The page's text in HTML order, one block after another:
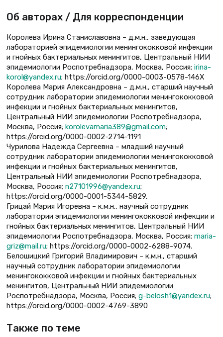
Об авторах / Для корреспонденции
Королева Ирина Станиславовна – д.м.н., заведующая
лабораторией эпидемиологии менингококковой инфекции
и гнойных бактериальных менингитов, Центральный НИИ
эпидемиологии Роспотребнадзора, Москва, Россия; irina-
korol@yandex.ru; https://orcid.org/0000-0003-0578-146X
Королева Мария Александровна – д.м.н., старший научный
сотрудник лаборатории эпидемиологии менингококковой
инфекции и гнойных бактериальных менингитов,
Центральный НИИ эпидемиологии Роспотребнадзора,
Москва, Россия; korolevamaria389@gmail.com;
https://orcid.org/0000-0002-2714-1191
Чурилова Надежда Сергеевна – младший научный
сотрудник лаборатории эпидемиологии менингококковой
инфекции и гнойных бактериальных менингитов,
Центральный НИИ эпидемиологии Роспотребнадзора,
Москва, Россия; n27101996@yandex.ru;
https://orcid.org/0000-0001-5344-5829.
Грицай Мария Игоревна – к.м.н., научный сотрудник
лаборатории эпидемиологии менингококковой инфекции и
гнойных бактериальных менингитов, Центральный НИИ
эпидемиологии Роспотребнадзора, Москва, Россия; maria-
griz@mail.ru; https://orcid.org/0000-0002-6288-9074.
Белошицкий Григорий Владимирович – к.м.н., старший
научный сотрудник лаборатории эпидемиологии
менингококковой инфекции и гнойных бактериальных
менингитов, Центральный НИИ эпидемиологии
Роспотребнадзора, Москва, Россия; g-belosh1@yandex.ru;
https://orcid.org/0000-0002-4769-3890
Также по теме